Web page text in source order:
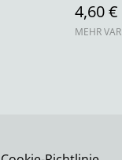
4,60 €
MEHR